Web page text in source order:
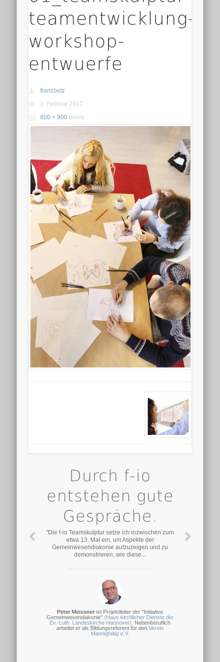
teamentwicklung-
workshop-
entwuerfe
franzbetz
2. Februar 2017
600 × 900 pixels
Durch f-io
entstehen gute
Gespräche.
"Die f-io Teamskulptur setze ich inzwischen zum
etwa 13. Mal ein, um Aspekte der
Gemeinwesendiakonie aufzuzeigen und zu
demonstrieren, wie diese...
Peter Meissner ist Projektleiter der "Initiative
Gemeinwesendiakonie" (Haus kirchlicher Dienste der
Ev.-Luth. Landeskirche Hannover) . Nebenberuflich
arbeitet er als Bildungsreferent für den Verein
Mannigfaltig e.V.